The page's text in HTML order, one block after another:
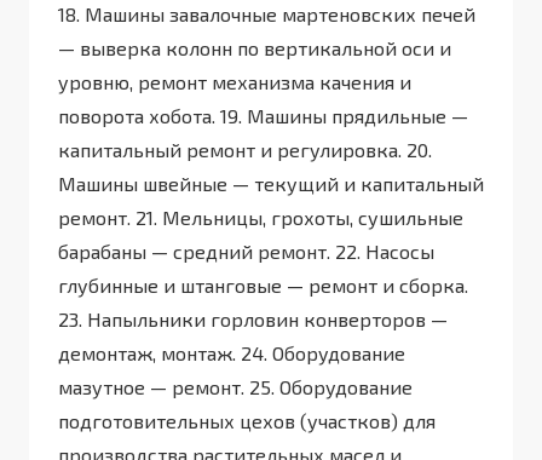
18. Машины завалочные мартеновских печей
— выверка колонн по вертикальной оси и
уровню, ремонт механизма качения и
поворота хобота. 19. Машины прядильные —
капитальный ремонт и регулировка. 20.
Машины швейные — текущий и капитальный
ремонт. 21. Мельницы, грохоты, сушильные
барабаны — средний ремонт. 22. Насосы
глубинные и штанговые — ремонт и сборка.
23. Напыльники горловин конверторов —
демонтаж, монтаж. 24. Оборудование
мазутное — ремонт. 25. Оборудование
подготовительных цехов (участков) для
производства растительных масел и